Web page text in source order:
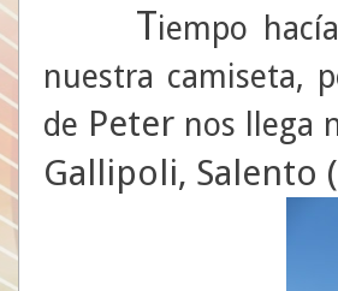
Tiempo
nuestra camiseta,
de Peter nos llega
Gallipoli, Salento